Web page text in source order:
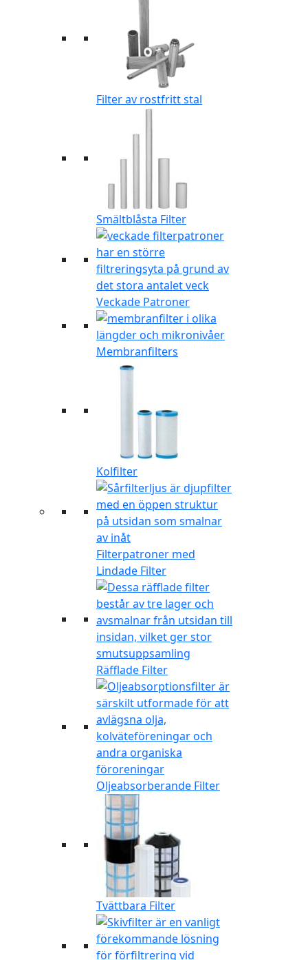
Filter av rostfritt stal
Smältblåsta Filter
Veckade Patroner
Membranfilters
Kolfilter
Filterpatroner med
Lindade Filter
Räfflade Filter
Oljeabsorberande Filter
Tvättbara Filter